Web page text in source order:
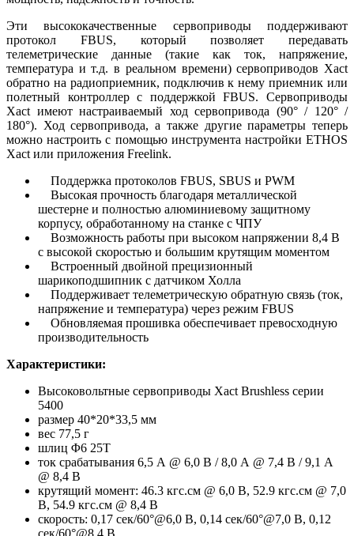
Эти высококачественные сервоприводы поддерживают
протокол FBUS, который позволяет передавать
телеметрические данные (такие как ток, напряжение,
температура и т.д. в реальном времени) сервоприводов Xact
обратно на радиоприемник, подключив к нему приемник или
полетный контроллер с поддержкой FBUS. Сервоприводы
Xact имеют настраиваемый ход сервопривода (90° / 120° /
180°). Ход сервопривода, а также другие параметры теперь
можно настроить с помощью инструмента настройки ETHOS
Xact или приложения Freelink.
Поддержка протоколов FBUS, SBUS и PWM
Высокая прочность благодаря металлической
шестерне и полностью алюминиевому защитному
корпусу, обработанному на станке с ЧПУ
Возможность работы при высоком напряжении 8,4 В
с высокой скоростью и большим крутящим моментом
Встроенный двойной прецизионный
шарикоподшипник с датчиком Холла
Поддерживает телеметрическую обратную связь (ток,
напряжение и температура) через режим FBUS
Обновляемая прошивка обеспечивает превосходную
производительность
Характеристики:
Высоковольтные сервоприводы Xact Brushless серии
5400
размер 40*20*33,5 мм
вес 77,5 г
шлиц Φ6 25T
ток срабатывания 6,5 А @ 6,0 В / 8,0 А @ 7,4 В / 9,1 А
@ 8,4 В
крутящий момент: 46.3 кгс.см @ 6,0 В, 52.9 кгс.см @ 7,0
В, 54.9 кгс.см @ 8,4 В
скорость: 0,17 сек/60°@6,0 В, 0,14 сек/60°@7,0 В, 0,12
сек/60°@8,4 В